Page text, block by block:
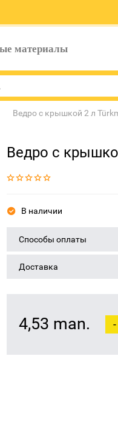
материалы
Ведро с крышкой 2 л
Ведро с
В наличии
Способы оплаты
Доставка
4,53 man. -